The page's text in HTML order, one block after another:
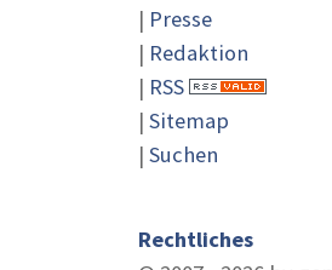
| Presse
| Redaktion
| RSS
| Sitemap
| Suchen
Rechtliches